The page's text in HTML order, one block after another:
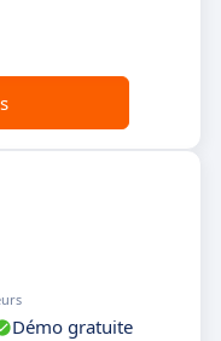
Démo gratuite